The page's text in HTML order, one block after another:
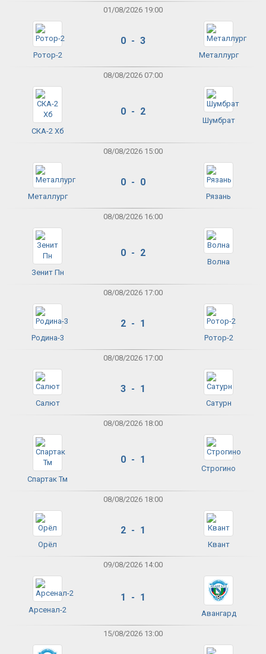
01/08/2026 19:00
Ротор-2
0 - 3
Металлург
08/08/2026 07:00
СКА-2 Хб
0 - 2
Шумбрат
08/08/2026 15:00
Металлург
0 - 0
Рязань
08/08/2026 16:00
Зенит Пн
0 - 2
Волна
08/08/2026 17:00
Родина-3
2 - 1
Ротор-2
08/08/2026 17:00
Салют
3 - 1
Сатурн
08/08/2026 18:00
Спартак Тм
0 - 1
Строгино
08/08/2026 18:00
Орёл
2 - 1
Квант
09/08/2026 14:00
Арсенал-2
1 - 1
Авангард
15/08/2026 13:00